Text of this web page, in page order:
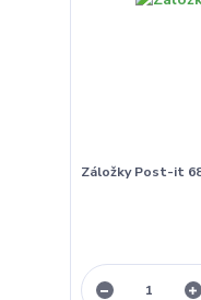
Záložky Post-it